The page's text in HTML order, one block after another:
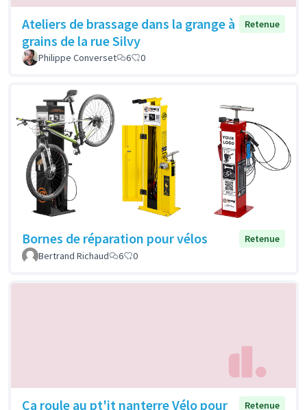
Ateliers de brassage dans la grange à
grains de la rue Silvy
Retenue
Philippe Converset 6 0
Bornes de réparation pour vélos
Retenue
Bertrand Richaud
6 0
Ca roule au pt'it nanterre Vélo pour Retenue